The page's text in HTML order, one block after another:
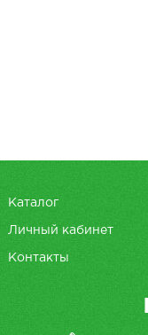
Каталог
Личный кабинет
Контакты